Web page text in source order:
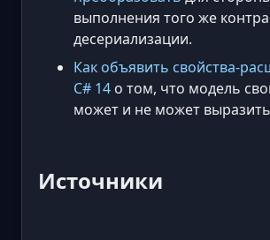
выполнения того же
десериализации.
Как объявить свойства-
C# 14 о том, что модель
может и не может
Источники